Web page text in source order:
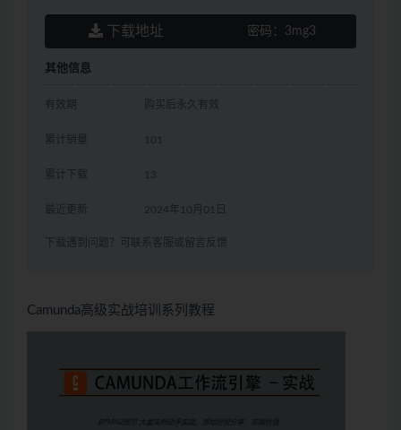
下载地址 密码： 3mg3
其他信息
有效期 购买后永久有效
累计销量 101
累计下载 13
最近更新 2024年10月01日
下载遇到问题？可联系客服或留言反馈
Camunda高级实战培训系列教程